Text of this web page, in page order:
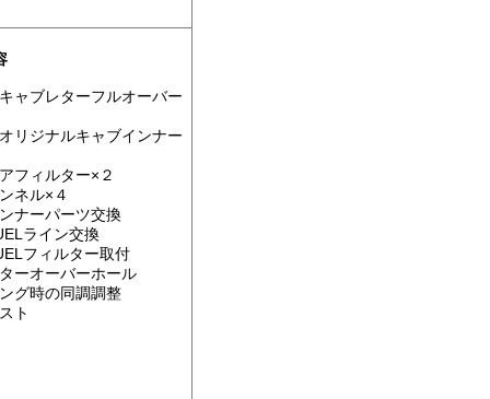
ャブレターフルオーバー
リジナルキャブインナー
フィルター×２
ネル×４
ナーパーツ交換
ライン交換
フィルター取付
ーオーバーホール
グ時の同調調整
ト